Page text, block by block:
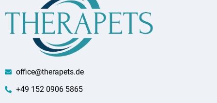
office@therapets.de
+49 152 0906 5865